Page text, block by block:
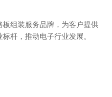
组装服务品牌，为客户提供
杆，推动电子行业发展。